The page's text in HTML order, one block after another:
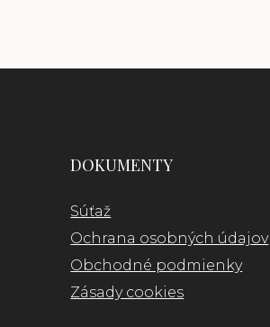
DOKUMENTY
Súťaž
Ochrana osobných údajov
Obchodné podmienky
Zásady cookies